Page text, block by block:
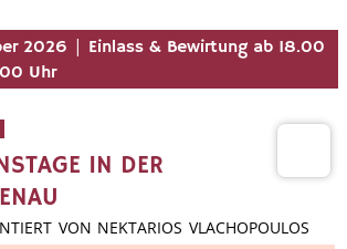
2026 | Einlass & Bewirtung ab 18.00
Uhr
IN DER
VON NEKTARIOS VLACHOPOULOS